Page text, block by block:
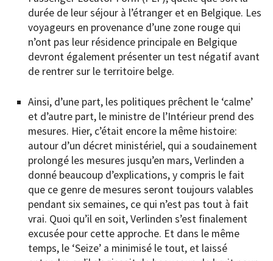
durée de leur séjour à l’étranger et en Belgique. Les
voyageurs en provenance d’une zone rouge qui
n’ont pas leur résidence principale en Belgique
devront également présenter un test négatif avant
de rentrer sur le territoire belge.
Ainsi, d’une part, les politiques prêchent le ‘calme’
et d’autre part, le ministre de l’Intérieur prend des
mesures. Hier, c’était encore la même histoire:
autour d’un décret ministériel, qui a soudainement
prolongé les mesures jusqu’en mars, Verlinden a
donné beaucoup d’explications, y compris le fait
que ce genre de mesures seront toujours valables
pendant six semaines, ce qui n’est pas tout à fait
vrai. Quoi qu’il en soit, Verlinden s’est finalement
excusée pour cette approche. Et dans le même
temps, le ‘Seize’ a minimisé le tout, et laissé